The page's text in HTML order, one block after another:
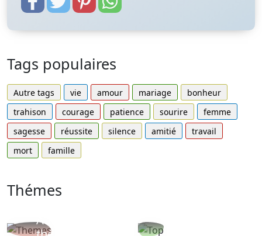
Tags populaires
Autre tags vie amour mariage
bonheur
trahison
courage patience sourire
femme
sagesse
réussite silence amitié
travail
mort
famille
Thémes
Autres